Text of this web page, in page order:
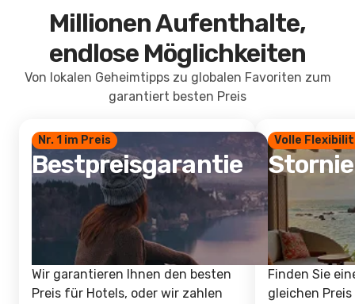
Millionen Aufenthalte,
endlose Möglichkeiten
Von lokalen Geheimtipps zu globalen Favoriten zum
garantiert besten Preis
Nr. 1 im Preis
Bestpreisgarantie
Wir garantieren Ihnen den besten
Preis für Hotels, oder wir zahlen
Volle
Finden Sie
gleichen